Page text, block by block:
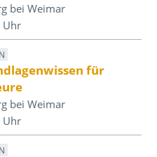
bei Weimar
Uhr
für
bei Weimar
Uhr